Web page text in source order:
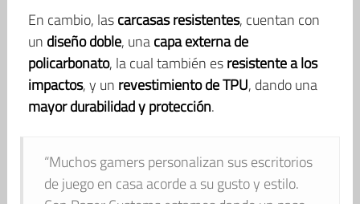
En cambio, lascarcasas resistentes, cuentan con
un diseño doble, unacapa externa de
policarbonato, la cual también esresistente a los
impactos, y un revestimiento de TPU, dando una
mayor durabilidad y protección.
“Muchos gamers personalizan sus escritorios
de juego en casa acorde a su gusto y estilo.